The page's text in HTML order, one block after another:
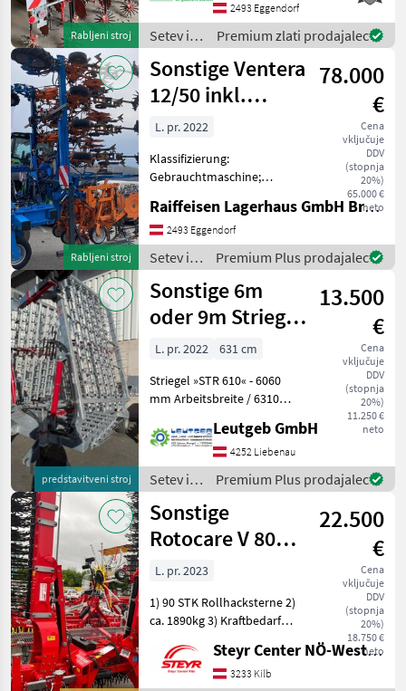
MARKETPLACE
Marketplace
Ponudbe
trgovcev
Mali
oglasi
Rabljeni stroj
Maschinenmerkmale: 8
Reihen Spurweite 150 cm
Lenksystem K
2493 Eggendorf
Setev in
nega /
Sonstige
Premium zlati prodajalec
Rabljeni stroj
Sonstige Ventera
12/50 inkl.
Amazone FT-
P1502 Fronttank
78.000
€
Cena
vključuje
DDV
(stopnja
20%)
65.000 €
neto
L. pr. 2022
Klassifizierung:
Gebrauchtmaschine;
Maschinenmerkmale:
Bandspritzung mit Section
Control über Amazone FT
Häufelscheiben
Unterfußdüngeeinrichtung
Verstärkte Z
Raiffeisen Lagerhaus GmbH Bruck/Leitha
2493 Eggendorf
Setev in
nega /
Sonstige
Premium Plus prodajalec
predstavitveni stroj
Sonstige 6m
oder 9m Striegel
Fliegl zum
Aktionspreis
13.500
€
Cena
vključuje
DDV
(stopnja
20%)
11.250 €
neto
L. pr. 2022
631 cm
Striegel »STR 610« - 6060
mm Arbeitsbreite / 6310
Dreipunkt Features: »
Arbeitsgeschwindigkeit: 8 -
18 km/h » Jeder Zinken ist
beweglich
Leutgeb GmbH
4252 Liebenau
Setev in
nega /
Sonstige
Premium Plus prodajalec
Sonstige
Rotocare V 8000
Rollhacke
22.500
€
Cena
vključuje
DDV
(stopnja
20%)
18.750 €
neto
L. pr. 2023
1) 90 STK Rollhacksterne 2)
ca. 1890kg 3) Kraftbedarf
Steyr Center NÖ-West - Standort Kilb
3233 Kilb